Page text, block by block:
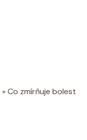
»Co zmírňuje bolest